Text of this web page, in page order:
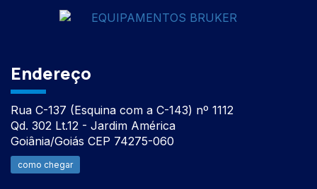
Endereço
Rua C-137 (Esquina com a C-143) nº 1112
Qd. 302 Lt.12 - Jardim América
Goiânia/Goiás CEP 74275-060
como chegar